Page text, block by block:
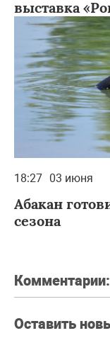
выставка
18:27 03 июня
Абакан
сезона
Комментарии:
Оставить